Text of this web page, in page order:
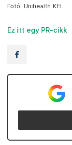
Fotó: Unihealth Kft.
Ez itt egy PR-cikk